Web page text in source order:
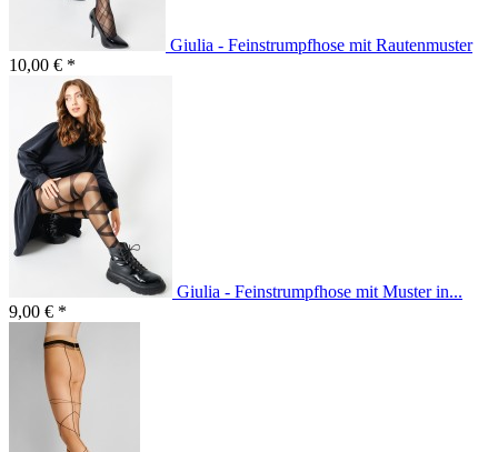
Giulia - Feinstrumpfhose mit Rautenmuster
10,00 € *
Giulia - Feinstrumpfhose mit Muster in...
9,00 € *